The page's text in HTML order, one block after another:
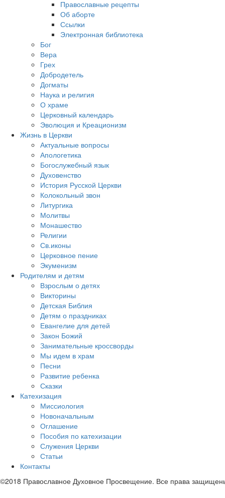
Православные рецепты
Об аборте
Ссылки
Электронная библиотека
Бог
Вера
Грех
Добродетель
Догматы
Наука и религия
О храме
Церковный календарь
Эволюция и Креационизм
Жизнь в Церкви
Актуальные вопросы
Апологетика
Богослужебный язык
Духовенство
История Русской Церкви
Колокольный звон
Литургика
Молитвы
Монашество
Религии
Св.иконы
Церковное пение
Экуменизм
Родителям и детям
Взрослым о детях
Викторины
Детская Библия
Детям о праздниках
Евангелие для детей
Закон Божий
Занимательные кроссворды
Мы идем в храм
Песни
Развитие ребенка
Сказки
Катехизация
Миссиология
Новоначальным
Оглашение
Пособия по катехизации
Служения Церкви
Статьи
Контакты
©2018 Православное Духовное Просвещение. Все права